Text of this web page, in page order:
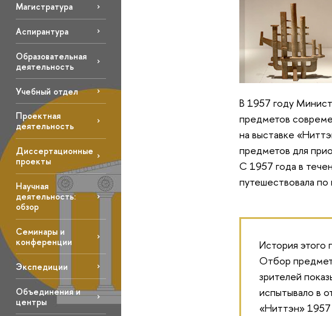
Магистратура
Аспирантура
Образовательная
деятельность
Учебный отдел
Проектная
деятельность
Диссертационные
проекты
Научная
деятельность:
обзор
Семинары и
конференции
Экспедиции
Объединения и
центры
В 1957 году
предметов
на выставке
предметов для
С 1957 года в
путешествовала
История
Отбор
зрителей
испытывало в
«Ниттэн»